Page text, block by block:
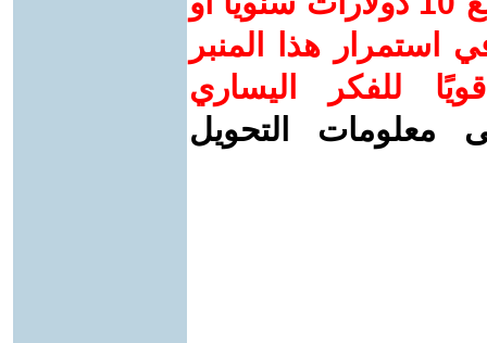
استمرار هذا المنبر
للفكر اليساري
معلومات التحويل